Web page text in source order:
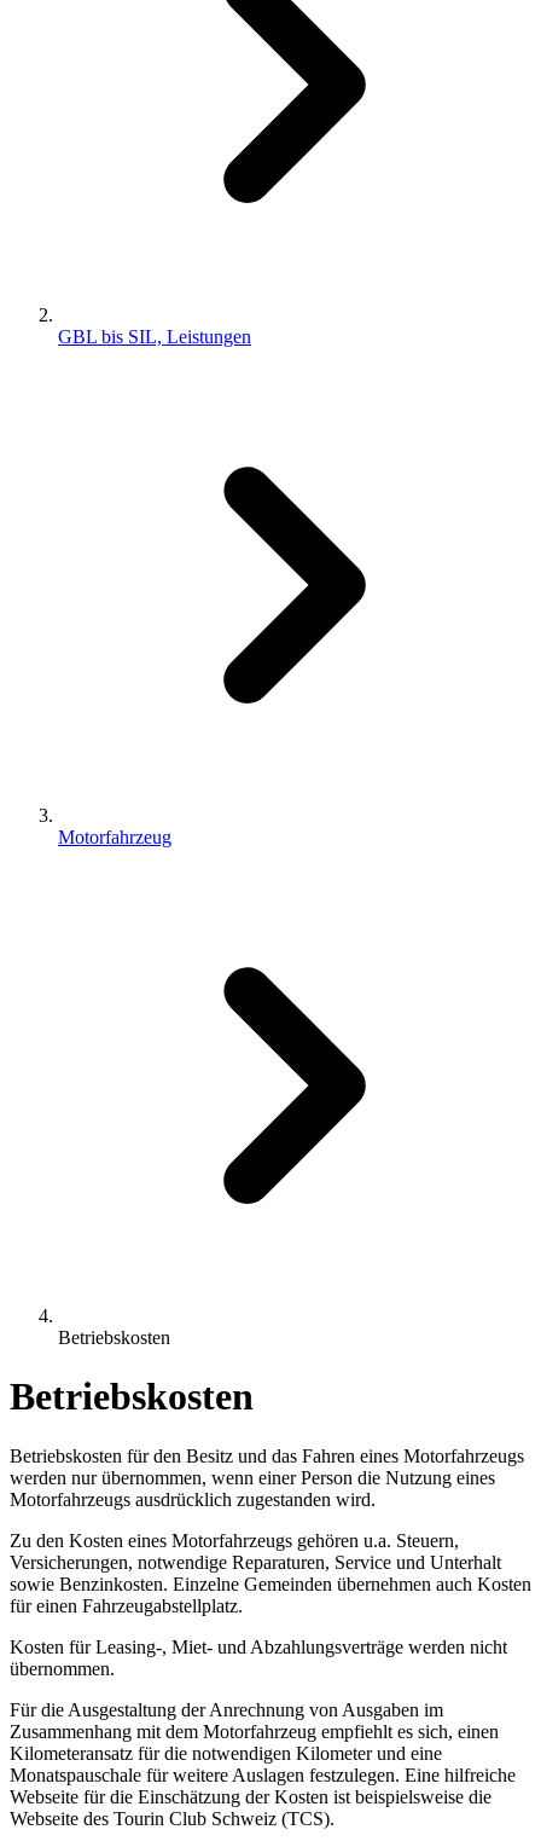
GBL bis SIL, Leistungen
Motorfahrzeug
Betriebskosten
Betriebskosten
Betriebskosten für den Besitz und das Fahren eines Motorfahrzeugs
werden nur übernommen, wenn einer Person die Nutzung eines
Motorfahrzeugs ausdrücklich zugestanden wird.
Zu den Kosten eines Motorfahrzeugs gehören u.a. Steuern,
Versicherungen, notwendige Reparaturen, Service und Unterhalt
sowie Benzinkosten. Einzelne Gemeinden übernehmen auch Kosten
für einen Fahrzeugabstellplatz.
Kosten für Leasing-, Miet- und Abzahlungsverträge werden nicht
übernommen.
Für die Ausgestaltung der Anrechnung von Ausgaben im
Zusammenhang mit dem Motorfahrzeug empfiehlt es sich, einen
Kilometeransatz für die notwendigen Kilometer und eine
Monatspauschale für weitere Auslagen festzulegen. Eine hilfreiche
Webseite für die Einschätzung der Kosten ist beispielsweise die
Webseite des Tourin Club Schweiz (TCS).